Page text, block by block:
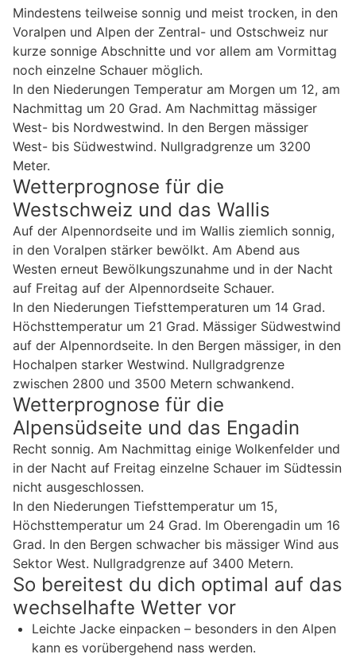
Mindestens teilweise sonnig und meist trocken, in den
Voralpen und Alpen der Zentral- und Ostschweiz nur
kurze sonnige Abschnitte und vor allem am Vormittag
noch einzelne Schauer möglich.
In den Niederungen Temperatur am Morgen um 12, am
Nachmittag um 20 Grad. Am Nachmittag mässiger
West- bis Nordwestwind. In den Bergen mässiger
West- bis Südwestwind. Nullgradgrenze um 3200
Meter.
Wetterprognose für die
Westschweiz und das Wallis
Auf der Alpennordseite und im Wallis ziemlich sonnig,
in den Voralpen stärker bewölkt. Am Abend aus
Westen erneut Bewölkungszunahme und in der Nacht
auf Freitag auf der Alpennordseite Schauer.
In den Niederungen Tiefsttemperaturen um 14 Grad.
Höchsttemperatur um 21 Grad. Mässiger Südwestwind
auf der Alpennordseite. In den Bergen mässiger, in den
Hochalpen starker Westwind. Nullgradgrenze
zwischen 2800 und 3500 Metern schwankend.
Wetterprognose für die
Alpensüdseite und das Engadin
Recht sonnig. Am Nachmittag einige Wolkenfelder und
in der Nacht auf Freitag einzelne Schauer im Südtessin
nicht ausgeschlossen.
In den Niederungen Tiefsttemperatur um 15,
Höchsttemperatur um 24 Grad. Im Oberengadin um 16
Grad. In den Bergen schwacher bis mässiger Wind aus
Sektor West. Nullgradgrenze auf 3400 Metern.
So bereitest du dich optimal auf das
wechselhafte Wetter vor
Leichte Jacke einpacken – besonders in den Alpen
kann es vorübergehend nass werden.